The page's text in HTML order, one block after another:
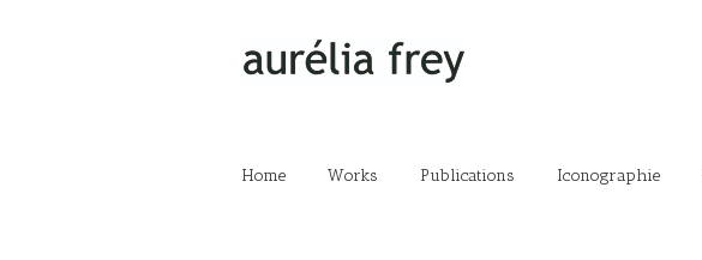
Home Works Publications Iconographie